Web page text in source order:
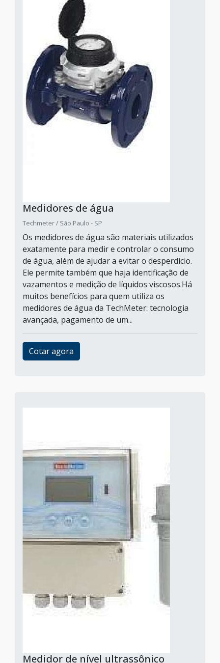
Medidores de água
Techmeter / São Paulo - SP
Os medidores de água são materiais utilizados
exatamente para medir e controlar o consumo
de água, além de ajudar a evitar o desperdício.
Ele permite também que haja identificação de
vazamentos e medição de líquidos viscosos.Há
muitos benefícios para quem utiliza os
medidores de água da TechMeter: tecnologia
avançada, pagamento de um...
Cotar agora
Medidor de nível ultrassônico